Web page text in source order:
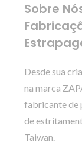
Sobre
Desde sua
na marca
fabricante de
de
Taiwan.